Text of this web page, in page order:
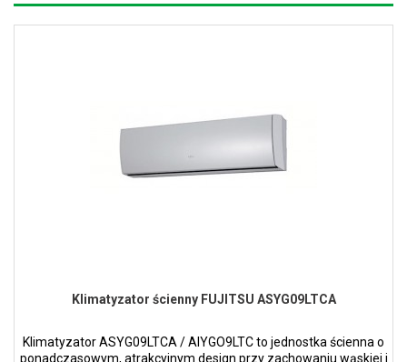
Klimatyzator ścienny FUJITSU ASYG09LTCA
Klimatyzator ASYG09LTCA / AIYGO9LTC to jednostka ścienna o
ponadczasowym, atrakcyjnym design przy zachowaniu wąskiej i